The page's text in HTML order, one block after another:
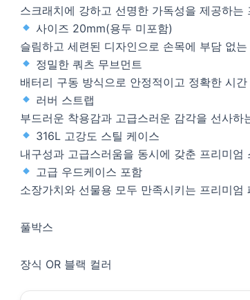
스크래치에 강하고 선명한 가독성을 제공하는
사이즈 20mm(용두 미포함)
슬림하고 세련된 디자인으로 손목에 부담 없
정밀한 쿼츠 무브먼트
배터리 구동 방식으로 안정적이고 정확한 시간
러버 스트랩
부드러운 착용감과 고급스러운 감각을 선사하
316L 고강도 스틸 케이스
내구성과 고급스러움을 동시에 갖춘 프리미엄
고급 우드케이스 포함
소장가치와 선물용 모두 만족시키는 프리미엄
풀박스
장식 OR 블랙 컬러